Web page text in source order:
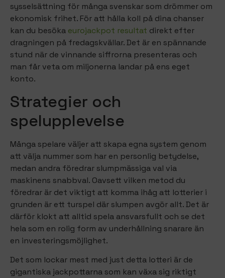
sysselsättning för många svenskar som drömmer om
ekonomisk frihet. För att hålla koll på dina chanser
kan du besöka eurojackpot resultat direkt efter
dragningen på fredagskvällar. Det är en spännande
stund när de vinnande siffrorna presenteras och
man får veta om miljonerna landar på ens eget
konto.
Strategier och
spelupplevelse
Många spelare väljer att skapa egna system genom
att välja nummer som har en personlig betydelse,
medan andra föredrar slumpmässiga val via
maskinens snabbval. Oavsett vilken metod du
föredrar är det viktigt att komma ihåg att lotterier i
grunden är ett turspel där slumpen avgör allt. Det är
därför klokt att alltid spela ansvarsfullt och se det
hela som en rolig form av underhållning snarare än
en investeringsmöjlighet.
Det som lockar mest med just detta lotteri är de
gigantiska jackpottarna som kan växa sig riktigt